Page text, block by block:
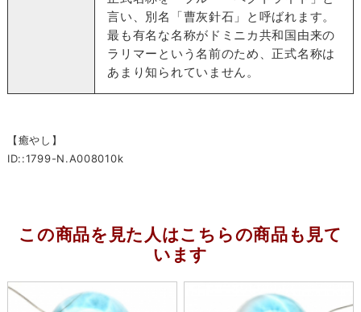
言い、別名「曹灰針石」と呼ばれます。
最も有名な名称がドミニカ共和国由来の
ラリマーという名前のため、正式名称は
あまり知られていません。
【癒やし】
ID::1799-N.A008010k
この商品を見た人はこちらの商品も見て
います